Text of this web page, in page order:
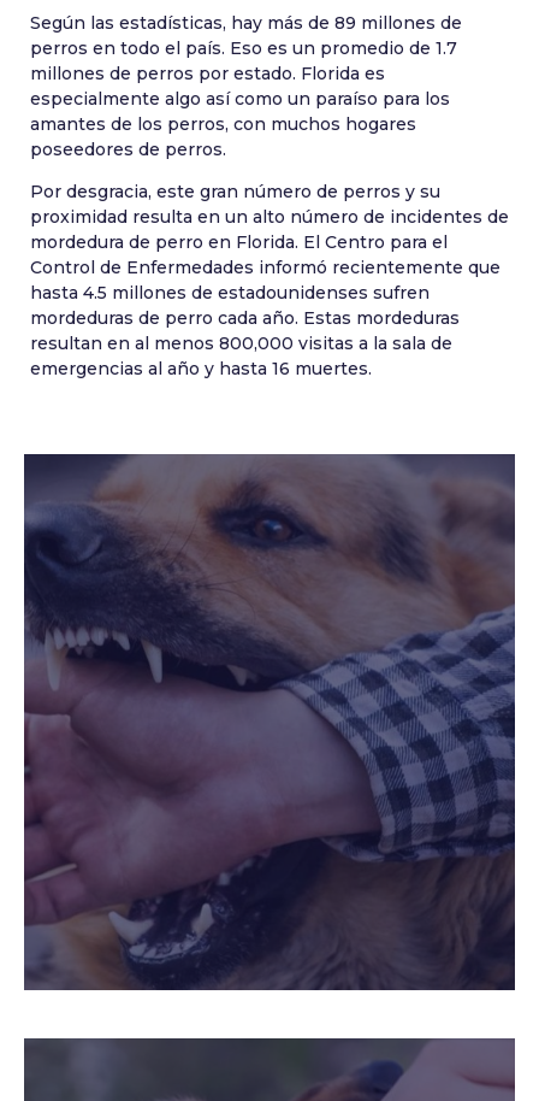
Según las estadísticas, hay más de 89 millones de
perros en todo el país. Eso es un promedio de 1.7
millones de perros por estado. Florida es
especialmente algo así como un paraíso para los
amantes de los perros, con muchos hogares
poseedores de perros.
Por desgracia, este gran número de perros y su
proximidad resulta en un alto número de incidentes de
mordedura de perro en Florida. El Centro para el
Control de Enfermedades informó recientemente que
hasta 4.5 millones de estadounidenses sufren
mordeduras de perro cada año. Estas mordeduras
resultan en al menos 800,000 visitas a la sala de
emergencias al año y hasta 16 muertes.